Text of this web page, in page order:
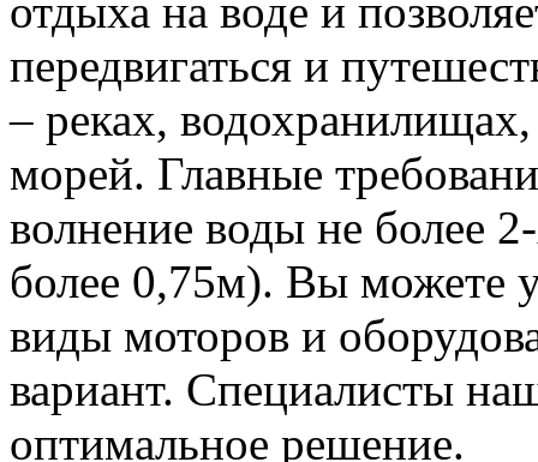
отдыха на воде и
передвигаться и
– реках,
морей. Главные
волнение воды не более
более 0,75м). Вы можете
виды моторов и
вариант. Специалисты
оптимальное решение.